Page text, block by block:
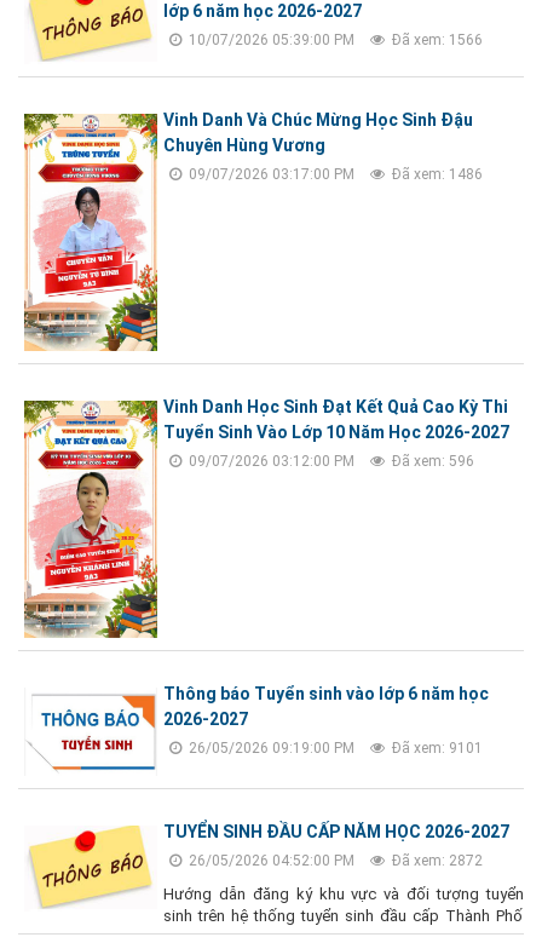
lớp 6 năm học 2026-2027
10/07/2026 05:39:00 PM Đã xem: 1566
Vinh Danh Và Chúc Mừng Học Sinh Đậu
Chuyên Hùng Vương
09/07/2026 03:17:00 PM Đã xem: 1486
Vinh Danh Học Sinh Đạt Kết Quả Cao Kỳ Thi
Tuyển Sinh Vào Lớp 10 Năm Học 2026-2027
09/07/2026 03:12:00 PM Đã xem: 596
Thông báo Tuyển sinh vào lớp 6 năm học
2026-2027
26/05/2026 09:19:00 PM Đã xem: 9101
TUYỂN SINH ĐẦU CẤP NĂM HỌC 2026-2027
26/05/2026 04:52:00 PM Đã xem: 2872
Hướng dẫn đăng ký khu vực và đối tượng tuyển
sinh trên hệ thống tuyển sinh đầu cấp Thành Phố